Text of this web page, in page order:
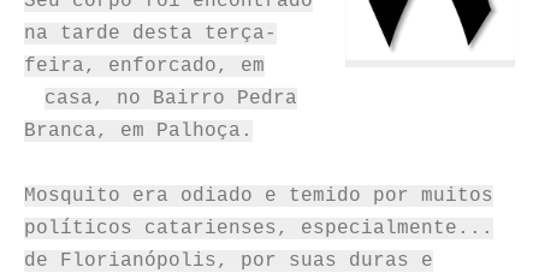
na tarde desta terça-
feira, enforcado, em
casa, no Bairro Pedra
Branca, em Palhoça.
Mosquito era odiado e temido por muitos
políticos catarienses, especialmente...
de Florianópolis, por suas duras e